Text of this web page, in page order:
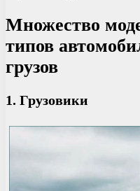
Множество
типов
грузов
1. Грузовики